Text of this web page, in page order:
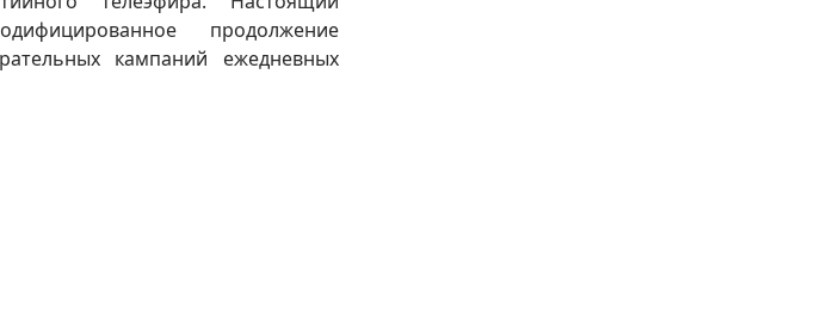
продолжение
кампаний ежедневных